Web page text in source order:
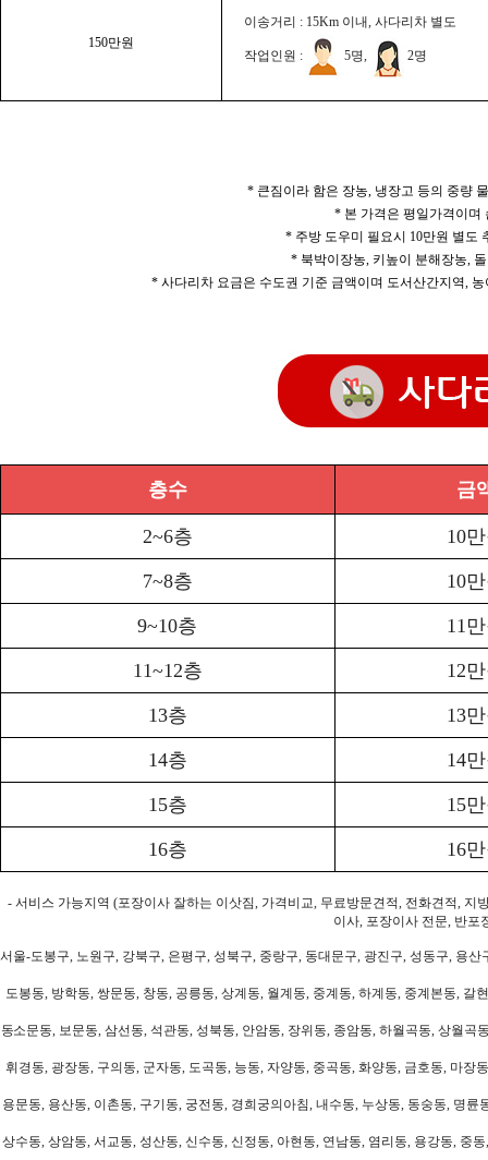
150만원
이송거리 : 15Km 이내, 사다리차 별도
작업인원 : 5명, 2명
* 큰짐이라 함은 장농, 냉장고 등의 중량
* 본 가격은 평일가격이며
* 주방 도우미 필요시 10만원 별도
* 북박이장농, 키높이 분해장농,
* 사다리차 요금은 수도권 기준 금액이며 도서산간지역,
층수 금
2~6층 10
7~8층 10
9~10층 11
11~12층 12
13층 13
14층 14
15층 15
16층 16
- 서비스 가능지역 (포장이사 잘하는 이삿짐, 가격비교, 무료방문견적, 전화견적,
이사, 포장이사 전문, 반포
서울-도봉구, 노원구, 강북구, 은평구, 성북구, 중랑구, 동대문구, 광진구, 성동구, 용
도봉동, 방학동, 쌍문동, 창동, 공릉동, 상계동, 월계동, 중계동, 하계동, 중계본동,
동소문동, 보문동, 삼선동, 석관동, 성북동, 안암동, 장위동, 종암동, 하월곡동, 상월
휘경동, 광장동, 구의동, 군자동, 도곡동, 능동, 자양동, 중곡동, 화양동, 금호동, 마
용문동, 용산동, 이촌동, 구기동, 궁전동, 경희궁의아침, 내수동, 누상동, 동숭동, 명
상수동, 상암동, 서교동, 성산동, 신수동, 신정동, 아현동, 연남동, 염리동, 용강동, 중